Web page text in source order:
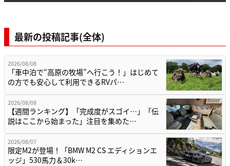
最新の投稿記事(全体)
2026/08/08
「車中泊で“高原の牧場”へ行こう！」はじめて
の方でも安心して利用できるRVパ…
2026/08/08
【週間ランキング】「完成度がスゴイ…」「伝
説はここから始まった」注目を集めた…
2026/08/07
限定M2が登場！「BMW M2 CS エディションエ
ッジ」530馬力＆30k…